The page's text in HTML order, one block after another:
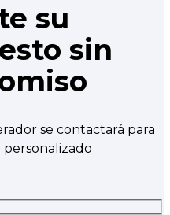
su
sin
se contactará para